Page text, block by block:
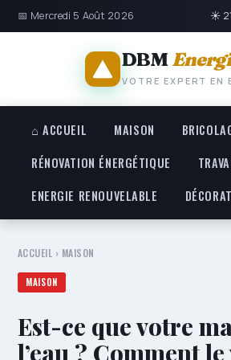
📅 Mercredi 5 Août 2026 ☀
DBM
VOTRE EXPERT EN
⌂ ACCUEIL MAISON
RÉNOVATION ÉNERGÉTIQUE
ENERGIE RENOUVELABLE
ACCUEIL › MAISON
MAISON
Est-ce que votre
l’eau ? Comment